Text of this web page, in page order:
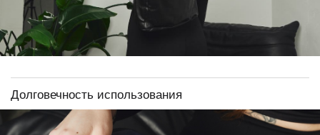
Долговечность использования